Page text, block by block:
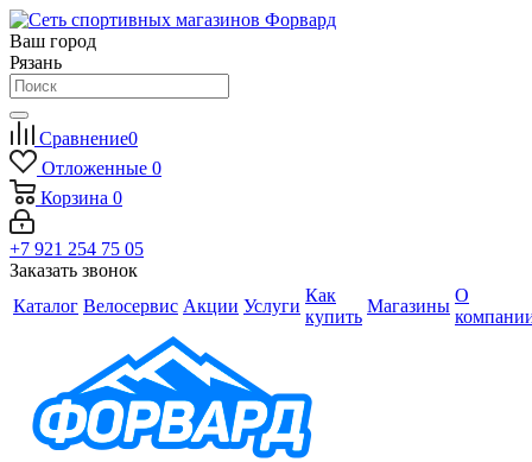
Ваш город
Рязань
Сравнение0
Отложенные 0
Корзина 0
+7 921 254 75 05
Заказать звонок
Каталог Велосервис Акции Услуги
Как
купить
Магазины
О